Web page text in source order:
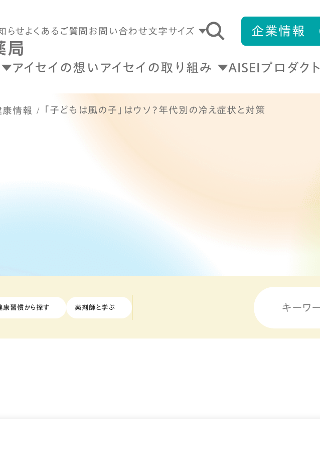
らせよくあるご質問 お問い合わせ文字サイズ 企業情報
アイセイの想い アイセイの取り組み AISEIプロダクト
康情報 「子どもは風の子」はウソ？年代別の冷え症状と対策
康習慣から探す 薬剤師と学ぶ